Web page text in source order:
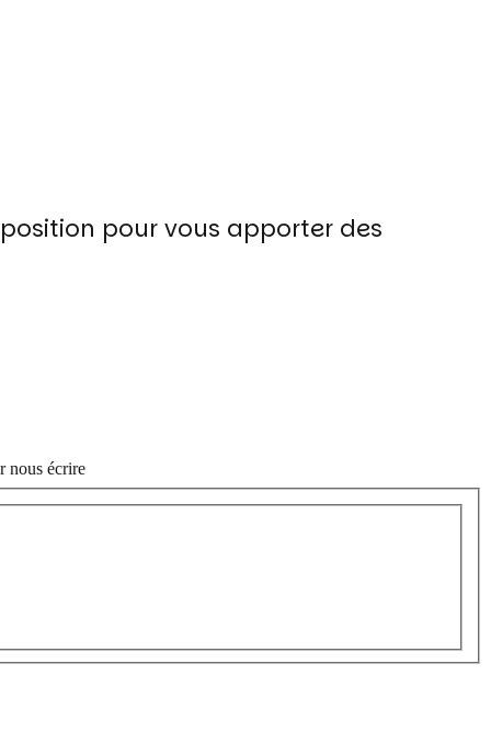
pour vous apporter des
nous écrire